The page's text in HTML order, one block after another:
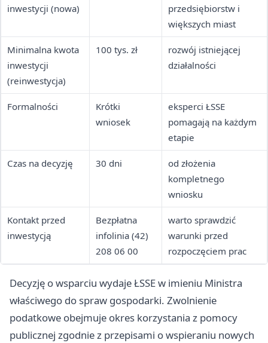
inwestycji (nowa)
przedsiębiorstw i
większych miast
Minimalna kwota
inwestycji
(reinwestycja)
100 tys. zł
rozwój istniejącej
działalności
Formalności
Krótki
wniosek
eksperci ŁSSE
pomagają na każdym
etapie
Czas na decyzję 30 dni
od złożenia
kompletnego
wniosku
Kontakt przed
inwestycją
Bezpłatna
infolinia (42)
208 06 00
warto sprawdzić
warunki przed
rozpoczęciem prac
Decyzję o wsparciu wydaje ŁSSE w imieniu Ministra
właściwego do spraw gospodarki. Zwolnienie
podatkowe obejmuje okres korzystania z pomocy
publicznej zgodnie z przepisami o wspieraniu nowych